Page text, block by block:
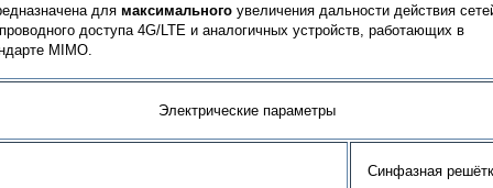
длямаксимального увеличения дальности действия
доступа 4G/LTE и аналогичных устройств, работающих в
MIMO.
Электрические параметры
Синфазная